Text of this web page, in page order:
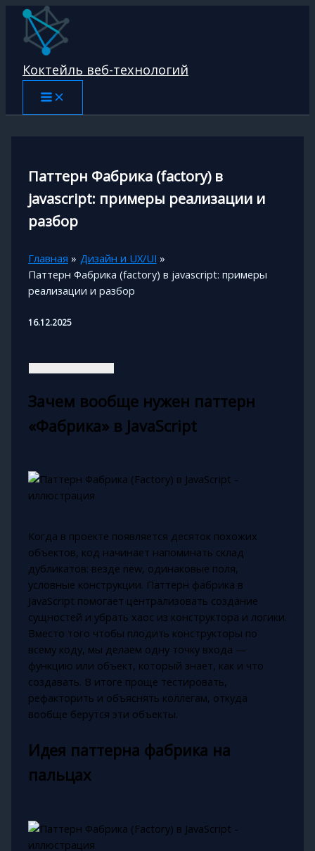
Перейти
содержимому
Коктейль веб-технологий
Паттерн Фабрика (factory) в
javascript: примеры реализации и
разбор
Главная
Дизайн и UX/UI
Паттерн Фабрика (factory) в javascript: примеры
реализации и разбор
16.12.2025
Зачем вообще нужен паттерн
«Фабрика» в JavaScript
Когда в проекте появляется десяток похожих
объектов, код начинает напоминать склад
дубликатов: везде new, одинаковые поля,
условные конструкции. Паттерн фабрика в
JavaScript помогает централизовать создание
сущностей и убрать хаос из конструктора и логики.
Вместо того чтобы плодить конструкторы по
всему коду, мы делаем одну точку входа —
функцию или объект, который знает, как и что
создавать. В итоге проще тестировать,
рефакторить и объяснять коллегам, откуда
вообще берутся эти объекты.
Идея паттерна фабрика на
пальцах